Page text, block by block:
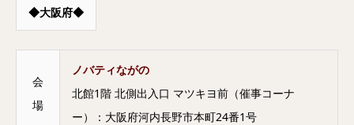
◆大阪府◆
会
場
ノバティながの
北館1階 北側出入口 マツキヨ前（催事コーナ
ー）：大阪府河内長野市本町24番1号